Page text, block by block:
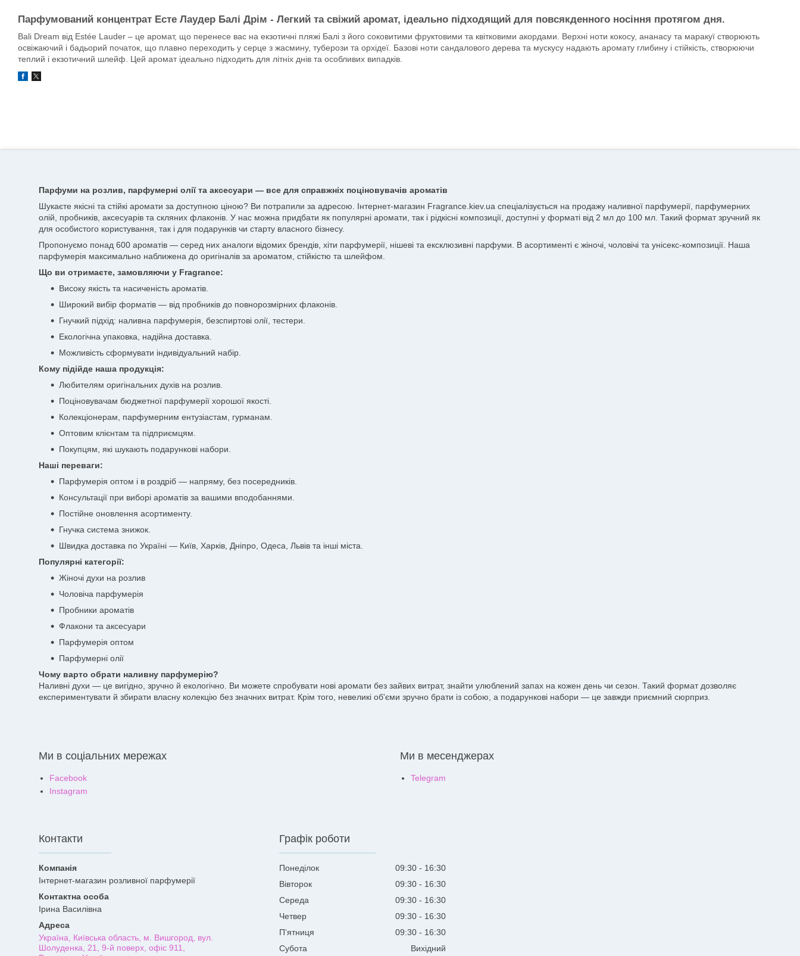
Парфумований концентрат Есте Лаудер Балі Дрім - Легкий та свіжий аромат, ідеально підходящий для повсякденного носіння протягом дня.
Bali Dream від Estée Lauder – це аромат, що перенесе вас на екзотичні пляжі Балі з його соковитими фруктовими та квітковими акордами. Верхні ноти кокосу, ананасу та маракуї створюють
освіжаючий і бадьорий початок, що плавно переходить у серце з жасмину, туберози та орхідеї. Базові ноти сандалового дерева та мускусу надають аромату глибину і стійкість, створюючи
теплий і екзотичний шлейф. Цей аромат ідеально підходить для літніх днів та особливих випадків.
Парфуми на розлив, парфумерні олії та аксесуари — все для справжніх поціновувачів ароматів
Шукаєте якісні та стійкі аромати за доступною ціною? Ви потрапили за адресою. Інтернет-магазин Fragrance.kiev.ua спеціалізується на продажу наливної парфумерії, парфумерних
олій, пробників, аксесуарів та скляних флаконів. У нас можна придбати як популярні аромати, так і рідкісні композиції, доступні у форматі від 2 мл до 100 мл. Такий формат зручний як
для особистого користування, так і для подарунків чи старту власного бізнесу.
Пропонуємо понад 600 ароматів — серед них аналоги відомих брендів, хіти парфумерії, нішеві та ексклюзивні парфуми. В асортименті є жіночі, чоловічі та унісекс-композиції. Наша
парфумерія максимально наближена до оригіналів за ароматом, стійкістю та шлейфом.
Що ви отримаєте, замовляючи у Fragrance:
Високу якість та насиченість ароматів.
Широкий вибір форматів — від пробників до повнорозмірних флаконів.
Гнучкий підхід: наливна парфумерія, безспиртові олії, тестери.
Екологічна упаковка, надійна доставка.
Можливість сформувати індивідуальний набір.
Кому підійде наша продукція:
Любителям оригінальних духів на розлив.
Поціновувачам бюджетної парфумерії хорошої якості.
Колекціонерам, парфумерним ентузіастам, гурманам.
Оптовим клієнтам та підприємцям.
Покупцям, які шукають подарункові набори.
Наші переваги:
Парфумерія оптом і в роздріб — напряму, без посередників.
Консультації при виборі ароматів за вашими вподобаннями.
Постійне оновлення асортименту.
Гнучка система знижок.
Швидка доставка по Україні — Київ, Харків, Дніпро, Одеса, Львів та інші міста.
Популярні категорії:
Жіночі духи на розлив
Чоловіча парфумерія
Пробники ароматів
Флакони та аксесуари
Парфумерія оптом
Парфумерні олії
Чому варто обрати наливну парфумерію?
Наливні духи — це вигідно, зручно й екологічно. Ви можете спробувати нові аромати без зайвих витрат, знайти улюблений запах на кожен день чи сезон. Такий формат дозволяє
експериментувати й збирати власну колекцію без значних витрат. Крім того, невеликі об'єми зручно брати із собою, а подарункові набори — це завжди приємний сюрприз.
Ми в соціальних мережах
Facebook
Instagram
Ми в месенджерах
Telegram
Контакти
Інтернет-магазин розливної парфумерії
Ірина Василівна
Україна, Київська область, м. Вишгород, вул.
Шолуденка, 21, 9-й поверх, офіс 911,
Графік роботи
Понеділок 09:30
16:30
Вівторок
09:30
16:30
Середа
09:30
16:30
Четвер
09:30
16:30
Пʼятниця
09:30
16:30
Субота
Вихідний